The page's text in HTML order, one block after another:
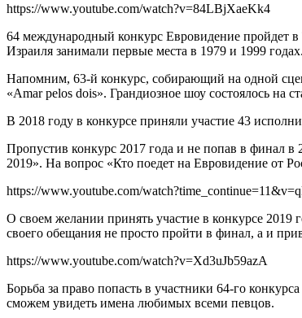
https://www.youtube.com/watch?v=84LBjXaeKk4
64 международный конкурс Евровидение пройдет в
Израиля занимали первые места в 1979 и 1999 годах.
Напомним, 63-й конкурс, собирающий на одной
«Amar pelos dois». Грандиозное шоу состоялось
В 2018 году в конкурсе приняли участие 43
Пропустив конкурс 2017 года и не попав в финал в
2019». На вопрос «Кто поедет на Евровидение от
https://www.youtube.com/
О своем желании принять участие в конкурсе 2019
своего обещания не просто пройти в финал, а и
https://www.youtube.com/watch?v=Xd3uJb59azA
Борьба за право попасть в участники 64-го
сможем увидеть имена любимых всеми певцов.